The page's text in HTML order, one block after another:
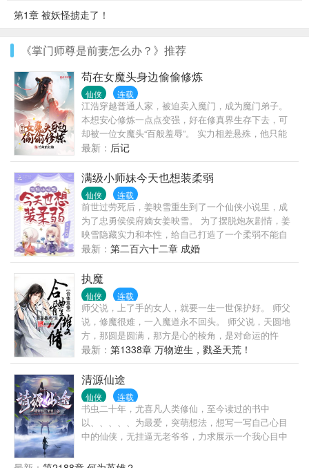
第1章 被妖怪掳走了！
《掌门师尊是前妻怎么办？》推荐
苟在女魔头身边偷偷修炼
仙侠 连载
江浩穿越普通人家，被迫卖入魔门，成为魔门弟子。
本想安心修炼一点点变强，好在修真界生存下去，可
却被一位女魔头“百般羞辱”。 实力相差悬殊，他只能
忍辱偷生，希望不要再遇到对方。 没有靠山的他得到
了魔门掌教的青睐，得以安心修炼，当他成为首席弟
子面见掌教时，却愣在原地。 望着对方绝美的脸庞，
他有些笑不出来，这不是当初那个女魔头吗？
最新： 后记
满级小师妹今天也想装柔弱
仙侠 连载
前世过劳死后，姜映雪重生到了一个仙侠小说里，成
为了忠勇侯侯府嫡女姜映雪。 为了摆脱炮灰剧情，姜
映雪隐藏实力和本性，给自己打造了一个柔弱不能自
理的白莲花人设。 然而某天她被大夫告知仅剩两个月
的寿命。 都快死了还装个屁啊！ 于是她决定放纵自
己，将云国第一纨绔公子许晏川给绑回家并打算睡了
他！ 这家伙虽是纨绔，却长了一副踩在姜映雪审美上
的好皮囊。 然而就在这时，姜映雪被告知只要入仙云
宗，便还有活下去的机会！ 三日后，仙云宗山脚下，
姜映雪愣住了。 怎么那个被自己绑回家的纨绔和仙云
宗的那个仙风道骨的弟子长得一模一样！？
最新： 第二百六十二章 成婚
执魔
仙侠 连载
师父说，上了手的女人，就要一生一世保护好。 师父
说，修魔很难，一入魔道永不回头。 师父说，天圆地
方，那圆是圆满，那方是心的棱角，是对命运的忤
逆，是对天的不顺从。 我的师父叫做宁凡，他不是
人，是一只入了魔的蝴蝶。他在找人，没人知道他在
找谁，没人知道他还要找多久…
最新： 第1338章 万物逆生，戮圣天荒！
清源仙途
仙侠 连载
书虫二十年，尤喜凡人类修仙，至今读过的书中
以、、、、、为最爱，突萌想法，想写一写自己心目
中的仙侠，无挂逼无老爷爷，力求展示一个我心目中
他，却在长大后亲眼目睹了一个个族人的死亡，自小